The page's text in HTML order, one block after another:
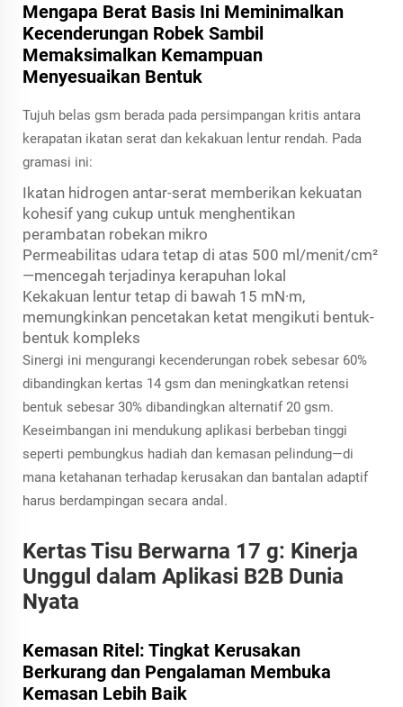
Mengapa Berat Basis Ini Meminimalkan
Kecenderungan Robek Sambil
Memaksimalkan Kemampuan
Menyesuaikan Bentuk
Tujuh belas gsm berada pada persimpangan kritis antara
kerapatan ikatan serat dan kekakuan lentur rendah. Pada
gramasi ini:
Ikatan hidrogen antar-serat memberikan kekuatan
kohesif yang cukup untuk menghentikan
perambatan robekan mikro
Permeabilitas udara tetap di atas 500 ml/menit/cm²
—mencegah terjadinya kerapuhan lokal
Kekakuan lentur tetap di bawah 15 mN·m,
memungkinkan pencetakan ketat mengikuti bentuk-
bentuk kompleks
Sinergi ini mengurangi kecenderungan robek sebesar 60%
dibandingkan kertas 14 gsm dan meningkatkan retensi
bentuk sebesar 30% dibandingkan alternatif 20 gsm.
Keseimbangan ini mendukung aplikasi berbeban tinggi
seperti pembungkus hadiah dan kemasan pelindung—di
mana ketahanan terhadap kerusakan dan bantalan adaptif
harus berdampingan secara andal.
Kertas Tisu Berwarna 17 g: Kinerja
Unggul dalam Aplikasi B2B Dunia
Nyata
Kemasan Ritel: Tingkat Kerusakan
Berkurang dan Pengalaman Membuka
Kemasan Lebih Baik